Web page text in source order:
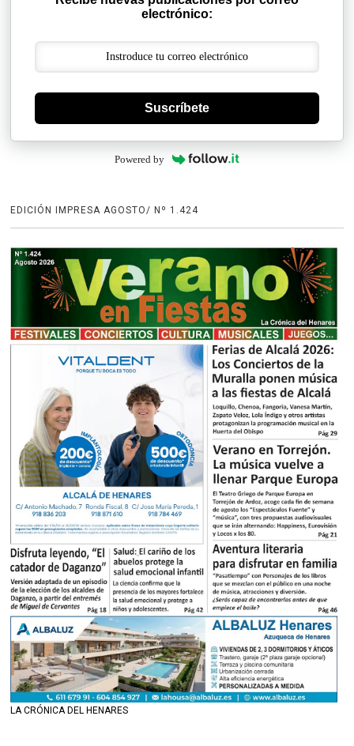
electrónico:
Suscríbete
Powered by
EDICIÓN IMPRESA AGOSTO/ Nº 1.424
LA CRÓNICA DEL HENARES